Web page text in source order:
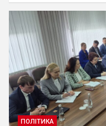
ПОЛІТИКА